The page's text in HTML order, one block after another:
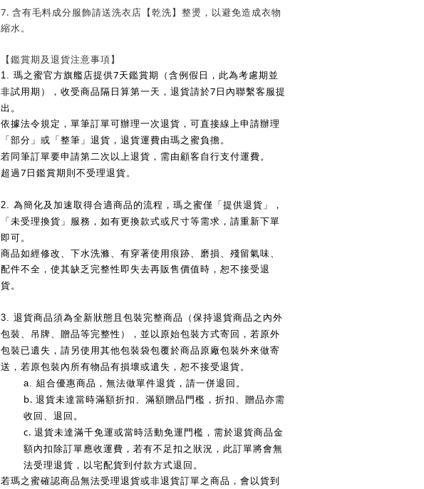
7. 含有毛料成分服飾請送洗衣店【乾洗】整燙，以避免造成衣物
縮水。
【鑑賞期及退貨注意事項】
1. 瑪之蜜官方旗艦店提供7天鑑賞期（含例假日，此為考慮期並
非試用期），收受商品隔日算第一天，退貨請於7 日內聯繫客服提
出。
依據法令規定，單筆訂單可辦理一次退貨，可直接線上申請辦理
「部分」或「整筆」退貨，退貨運費由瑪之蜜負擔。
若同筆訂單要申請第二次以上退貨，需由顧客自行支付運費。
超過7 日鑑賞期則不受理退貨。
2. 為簡化及加速取得合適商品的流程，瑪之蜜僅「提供退貨」，
「未受理換貨」服務，如有更換款式或尺寸等需求，請重新下單
即可。
商品如經修改、下水洗滌、有穿著使用痕跡、磨損、殘留氣味、
配件不全，使其缺乏完整性即失去再販售價值時，恕不接受退
貨。
3. 退貨商品須為全新狀態且包裝完整商品（保持退貨商品之內外
包裝、吊牌、贈品等完整性），並以原始包裝方式寄回，若原外
包裝已遺失，請另使用其他包裝袋包覆於商品原廠包裝外來做寄
送，若原包裝內所有物品有損壞或遺失，恕不接受退貨。
a. 組合優惠商品，無法做單件退貨，請一併退回。
b. 退貨未達當時滿額折扣、滿額贈品門檻，折扣、贈品亦需
收回、退回。
c. 退貨未達滿千免運或當時活動免運門檻，需於退貨商品金
額內扣除訂單應收運費，若有不足扣之狀況，此訂單將會無
法受理退貨，以宅配貨到付款方式退回。
若瑪之蜜確認商品無法受理退貨或非退貨訂單之商品，會以貨到